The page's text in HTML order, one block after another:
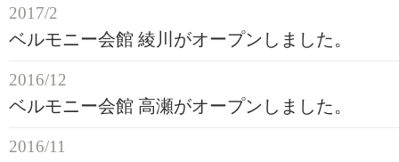
2017/2
ベルモニー会館 綾川がオープンしました。
2016/12
ベルモニー会館 高瀬がオープンしました。
2016/11